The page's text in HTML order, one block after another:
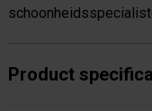
Product